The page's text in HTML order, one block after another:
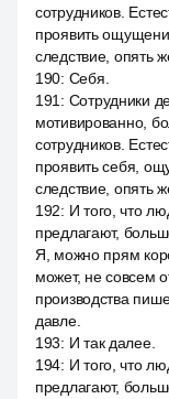
сотрудников.
проявить
следствие, опять
190: Себя.
191 : Сотрудники
мотивированно,
сотрудников.
проявить себя,
следствие, опять
192: И того, что
предлагают,
Я, можно прям
может, не совсем
производства
давле.
193: И так далее.
194: И того, что
предлагают,